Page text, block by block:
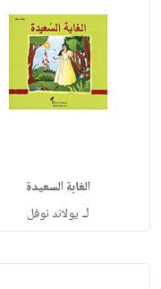
الغابة السعيدة
لـ يولاند نوفل